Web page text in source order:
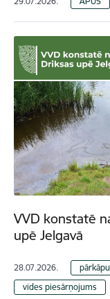
VVD konstatē
upē Jelgavā
28.07.2026.
vides piesārņojums